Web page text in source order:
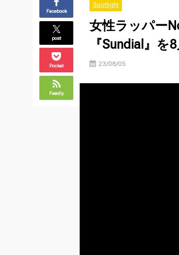
Facebook
post
Pocket
Feedly
Spotlight
女性ラッパー
『Sundial』を
23/08/05